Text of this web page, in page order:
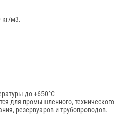
кг/м3.
до +650°С
для промышленного, технического
резервуаров и трубопроводов.